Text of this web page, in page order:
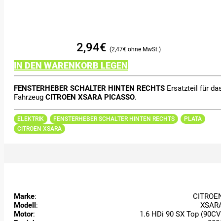
2,94€ 2,47€
IN DEN WARENKORB LEGEN
FENSTERHEBER SCHALTER HINTEN RECHTS Ersatzteil für
Fahrzeug CITROEN XSARA PICASSO.
ELEKTRIK FENSTERHEBER SCHALTER HINTEN RECHTS
PLATA
CITROEN XSARA
Marke:
Modell :
Motor:
1.6 HDi 90 SX Top